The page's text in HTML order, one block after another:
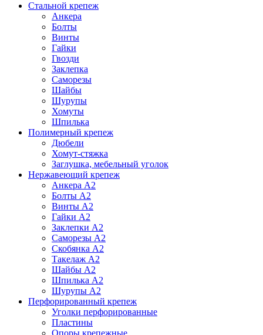
Стальной крепеж
Анкера
Болты
Винты
Гайки
Гвозди
Заклепка
Саморезы
Шайбы
Шурупы
Хомуты
Шпилька
Полимерный крепеж
Дюбели
Хомут-стяжка
Заглушка, мебельный уголок
Нержавеющий крепеж
Анкера А2
Болты А2
Винты А2
Гайки А2
Заклепки А2
Саморезы А2
Скобянка А2
Такелаж А2
Шайбы А2
Шпилька А2
Шурупы А2
Перфорированный крепеж
Уголки перфорированные
Пластины